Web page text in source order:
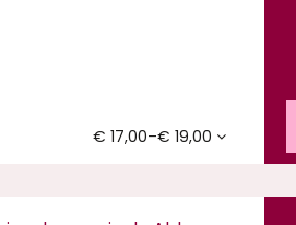
€ 17,00–€ 19,00